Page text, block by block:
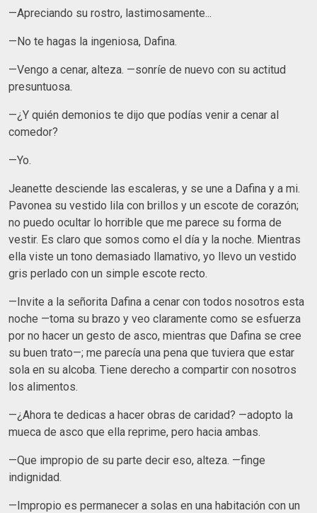
—Apreciando su rostro, lastimosamente...
—No te hagas la ingeniosa, Dafina.
—Vengo a cenar, alteza. —sonríe de nuevo con su actitud
presuntuosa.
—¿Y quién demonios te dijo que podías venir a cenar al
comedor?
—Yo.
Jeanette desciende las escaleras, y se une a Dafina y a mi.
Pavonea su vestido lila con brillos y un escote de corazón;
no puedo ocultar lo horrible que me parece su forma de
vestir. Es claro que somos como el día y la noche. Mientras
ella viste un tono demasiado llamativo, yo llevo un vestido
gris perlado con un simple escote recto.
—Invite a la señorita Dafina a cenar con todos nosotros esta
noche —toma su brazo y veo claramente como se esfuerza
por no hacer un gesto de asco, mientras que Dafina se cree
su buen trato—; me parecía una pena que tuviera que estar
sola en su alcoba. Tiene derecho a compartir con nosotros
los alimentos.
—¿Ahora te dedicas a hacer obras de caridad? —adopto la
mueca de asco que ella reprime, pero hacia ambas.
—Que impropio de su parte decir eso, alteza. —finge
indignidad.
—Impropio es permanecer a solas en una habitación con un